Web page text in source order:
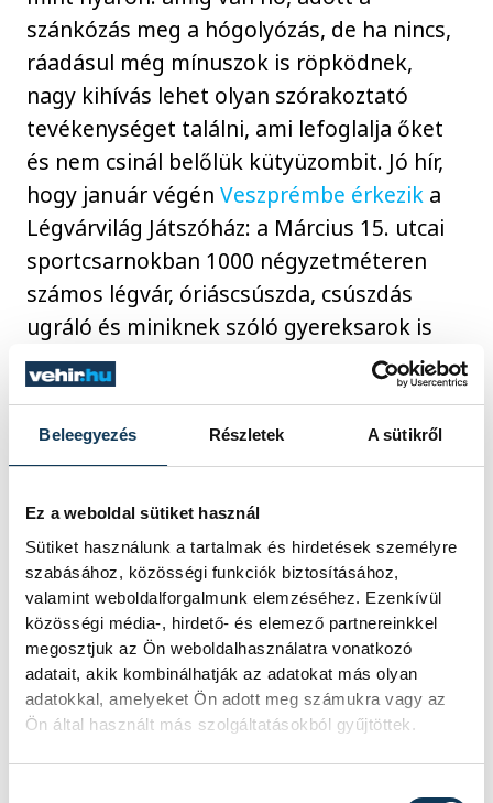
Beleegyezés Részletek A sütikről
Ez a weboldal sütiket használ
Sütiket használunk a tartalmak és hirdetések személyre
szabásához, közösségi funkciók biztosításához,
valamint weboldalforgalmunk elemzéséhez. Ezenkívül
közösségi média-, hirdető- és elemező partnereinkkel
megosztjuk az Ön weboldalhasználatra vonatkozó
adatait, akik kombinálhatják az adatokat más olyan
adatokkal, amelyeket Ön adott meg számukra vagy az
Ön által használt más szolgáltatásokból gyűjtöttek.
szánkózás meg a hógolyózás, de ha nincs,
ráadásul még mínuszok is röpködnek,
nagy kihívás lehet olyan szórakoztató
tevékenységet találni, ami lefoglalja őket
és nem csinál belőlük kütyüzombit. Jó hír,
hogy január végénVeszprémbe érkezik a
Légvárvilág Játszóház: a Március 15. utcai
sportcsarnokban 1000 négyzetméteren
számos légvár, óriáscsúszda, csúszdás
ugráló és miniknek szóló gyereksarok is
várja a családokat, emellett akadálypályás
csúszda, lufihajtogatás, kézműves
foglalkozások és óriás focipálya is lesz.